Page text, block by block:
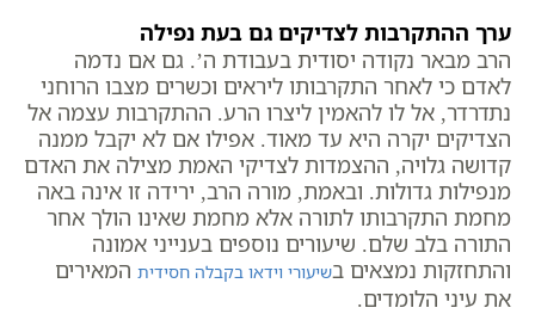
ערך ההתקרבות לצדיקים גם בעת נפילה
הרב מבאר נקודה יסודית בעבודת ה’. גם אם נדמה
לאדם כי לאחר התקרבותו ליראים וכשרים מצבו הרוחני
נתדרדר, אל לו להאמין ליצרו הרע. ההתקרבות עצמה אל
הצדיקים יקרה היא עד מאוד. אפילו אם לא יקבל ממנה
קדושה גלויה, ההצמדות לצדיקי האמת מצילה את האדם
מנפילות גדולות. ובאמת, מורה הרב, ירידה זו אינה באה
מחמת התקרבותו לתורה אלא מחמת שאינו הולך אחר
התורה בלב שלם. שיעורים נוספים בענייני אמונה
והתחזקות נמצאים בשיעורי וידאו בקבלה חסידית המאירים
את עיני הלומדים.